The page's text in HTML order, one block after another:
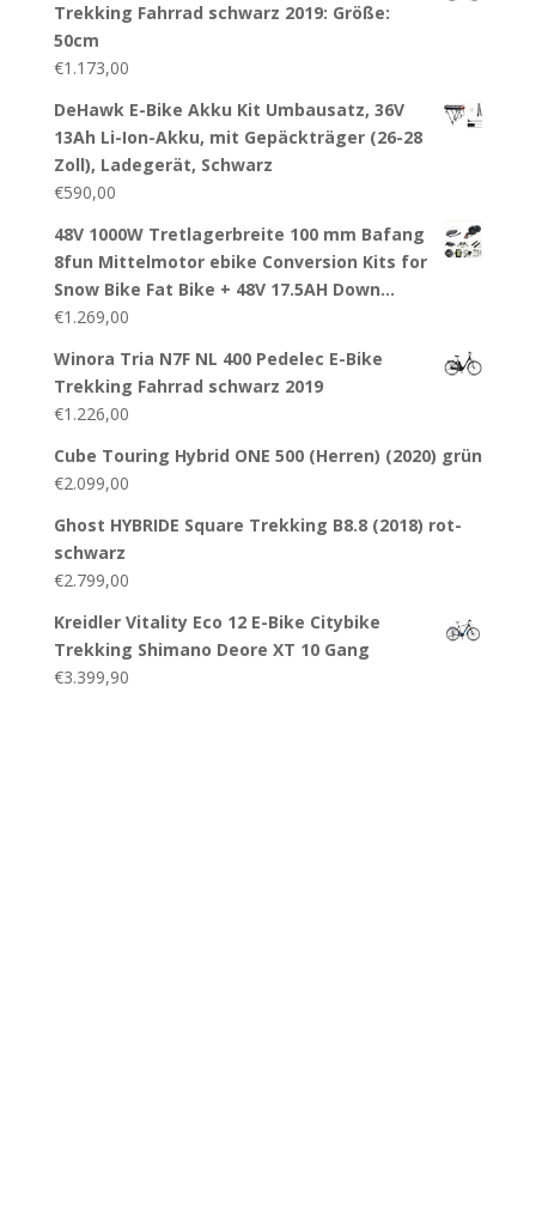
Trekking Fahrrad schwarz 2019: Größe:
50cm
€1.173,00
DeHawk E-Bike Akku Kit Umbausatz, 36V
13Ah Li-Ion-Akku, mit Gepäckträger (26-28
Zoll), Ladegerät, Schwarz
€590,00
48V 1000W Tretlagerbreite 100 mm Bafang
8fun Mittelmotor ebike Conversion Kits for
Snow Bike Fat Bike + 48V 17.5AH Down…
€1.269,00
Winora Tria N7F NL 400 Pedelec E-Bike
Trekking Fahrrad schwarz 2019
€1.226,00
Cube Touring Hybrid ONE 500 (Herren) (2020) grün
€2.099,00
Ghost HYBRIDE Square Trekking B8.8 (2018) rot-
schwarz
€2.799,00
Kreidler Vitality Eco 12 E-Bike Citybike
Trekking Shimano Deore XT 10 Gang
€3.399,90